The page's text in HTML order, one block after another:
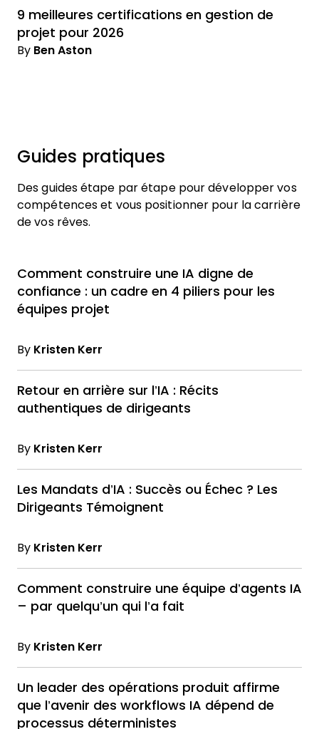
9 meilleures certifications en gestion de
projet pour 2026
By Ben Aston
Guides pratiques
Des guides étape par étape pour développer vos
compétences et vous positionner pour la carrière
de vos rêves.
Comment construire une IA digne de
confiance : un cadre en 4 piliers pour les
équipes projet
By Kristen Kerr
Retour en arrière sur l’IA : Récits
authentiques de dirigeants
By Kristen Kerr
Les Mandats d’IA : Succès ou Échec ? Les
Dirigeants Témoignent
By Kristen Kerr
Comment construire une équipe d’agents IA
– par quelqu’un qui l’a fait
By Kristen Kerr
Un leader des opérations produit affirme
que l’avenir des workflows IA dépend de
processus déterministes